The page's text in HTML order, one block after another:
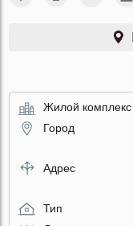
Жилой комплекс
Город
Адрес
Тип